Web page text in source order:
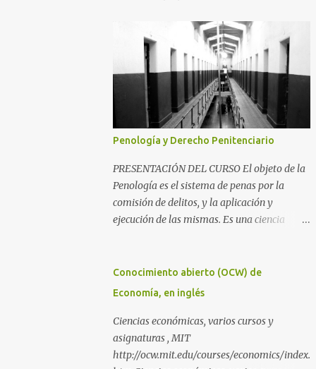
Penología y Derecho Penitenciario
PRESENTACIÓN DEL CURSO El objeto de la
Penología es el sistema de penas por la
comisión de delitos, y la aplicación y
ejecución de las mismas. Es una ciencia
del Derecho Procesal y el Derecho
Constitucional. Como parte de la
aplicación de la pena como prevención de los
delitos y salvaguarda de los principios de
convivencia de una sociedad. Como parte del
Conocimiento abierto (OCW) de
Economía, en inglés
Ciencias económicas, varios cursos y
asignaturas , MIT
http://ocw.mit.edu/courses/economics/index.